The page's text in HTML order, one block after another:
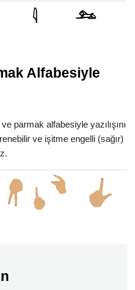
Alfabesiyle
parmak alfabesiyle yazılışını
ve işitme engelli (sağır)